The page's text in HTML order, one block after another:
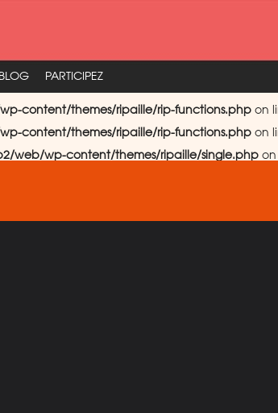
BLOG PARTICIPEZ
content/themes/ripaille/rip-functions.php on
content/themes/ripaille/rip-functions.php on
web/wp-content/themes/ripaille/single.php